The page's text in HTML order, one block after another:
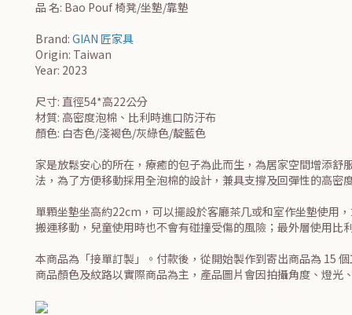
品 名: Bao Pouf 椅凳/坐墊/靠墊
Brand: GIAN 匠家具
Origin: Taiwan
Year: 2023
尺寸: 直徑54*高22公分
材質: 高密度泡棉、比利時進口防汙布
顏色: 白杏色/淺褐色/灰綠色/靛藍色
家是放鬆安心的所在，療癒的包子為此而生，為居家空間增添
法，為了方便移動採用全泡棉的設計，兼具支撐及回彈性的高
單顆坐墊坐高約22cm，可以擺設於客廳茶几或和室作坐墊使用
搬運移動，兒童使用時也不會有碰撞受傷的風險；最外層使用比
本商品為「接單訂製」。付款後，從開始製作到寄出商品為 15
商品顏色及紋路以實際商品為主，產品圖片會因拍攝角度、燈